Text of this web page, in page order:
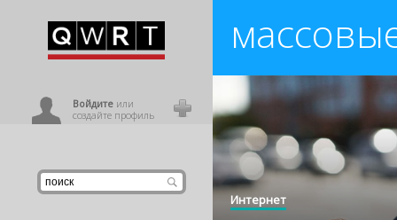
Войдитеили
создайте профиль
Интернет